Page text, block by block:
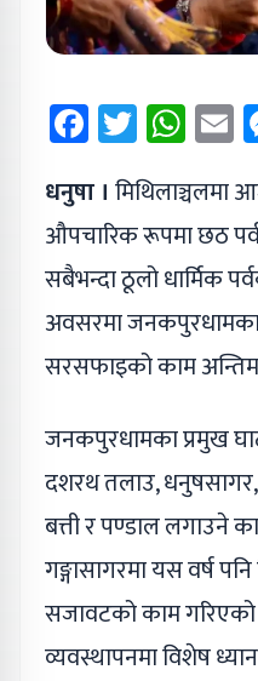
Facebook
Twitter
धनुषा । मिथिलाञ्चलमा
औपचारिक रूपमा छठ
सबैभन्दा ठूलो धार्मिक
अवसरमा जनकपुरधामका
सरसफाइको काम
जनकपुरधामका प्रमुख
दशरथ तलाउ, धनुषसागर,
बत्ती र पण्डाल लगाउने
गङ्गासागरमा यस वर्ष
सजावटको काम
व्यवस्थापनमा विशेष